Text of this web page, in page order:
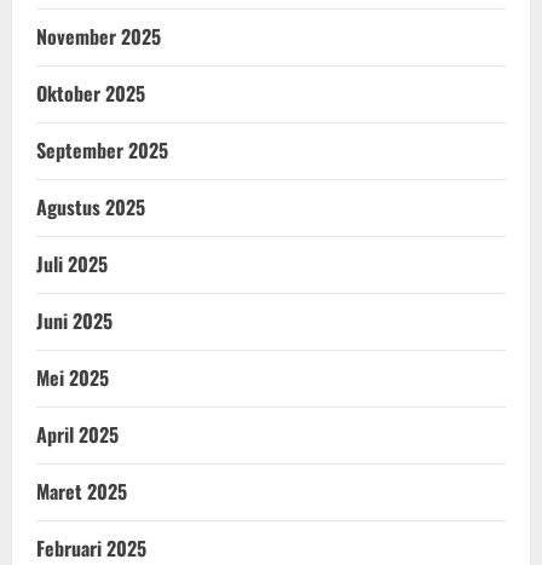
November 2025
Oktober 2025
September 2025
Agustus 2025
Juli 2025
Juni 2025
Mei 2025
April 2025
Maret 2025
Februari 2025